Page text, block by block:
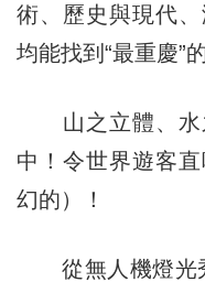
術、歷史與現代
均能找到“最重慶”
山之立體、水
中！令世界遊客直
幻的）！
從無人機燈光秀